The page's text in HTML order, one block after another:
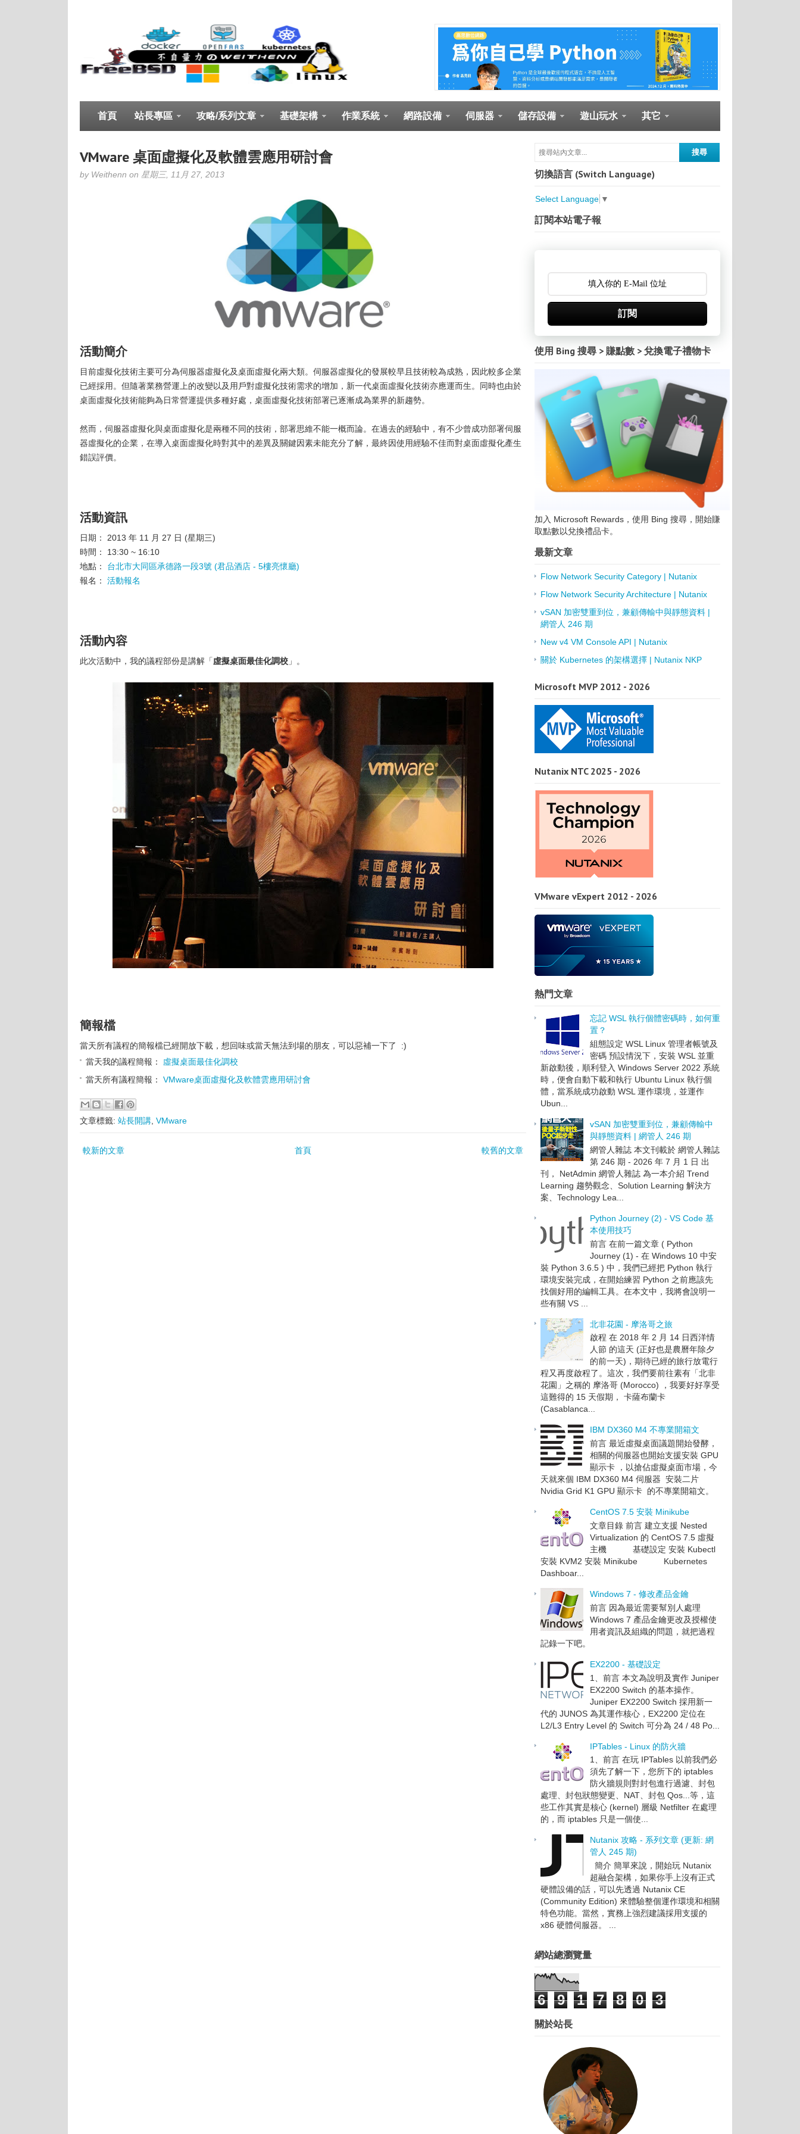
首頁 站長專區 攻略/系列文章 基礎架構 作業系統 網路設備 伺服器 儲存設備 遊山玩水 其它
VMware 桌面虛擬化及軟體雲應用研討會
by Weithenn on 星期三, 11月 27, 2013
活動簡介
目前虛擬化技術主要可分為伺服器虛擬化及桌面虛擬化兩大類。伺服器虛擬化的發展較早且技術較為成熟，因此較多企業
已經採用。但隨著業務營運上的改變以及用戶對虛擬化技術需求的增加，新一代桌面虛擬化技術亦應運而生。同時也由於
桌面虛擬化技術能夠為日常營運提供多種好處，桌面虛擬化技術部署已逐漸成為業界的新趨勢。
然而，伺服器虛擬化與桌面虛擬化是兩種不同的技術，部署思維不能一概而論。在過去的經驗中，有不少曾成功部署伺服
器虛擬化的企業，在導入桌面虛擬化時對其中的差異及關鍵因素未能充分了解，最終因使用經驗不佳而對桌面虛擬化產生
錯誤評價。
活動資訊
日期： 2013 年 11 月 27 日 (星期三)
時間： 13:30 ~ 16:10
地點： 台北市大同區承德路一段3號 (君品酒店 - 5樓亮懷廳)
報名： 活動報名
活動內容
此次活動中，我的議程部份是講解「虛擬桌面最佳化調校 」。
簡報檔
當天所有議程的簡報檔已經開放下載，想回味或當天無法到場的朋友，可以惡補一下了 :)
當天我的議程簡報： 虛擬桌面最佳化調校
當天所有議程簡報： VMware桌面虛擬化及軟體雲應用研討會
文章標籤: 站長開講 VMware
較新的文章 較舊的文章
首頁
切換語言 (Switch Language)
Select Language ▼
訂閱本站電子報
訂閱
使用 Bing 搜尋 > 賺點數 > 兌換電子禮物卡
加入 Microsoft Rewards，使用 Bing 搜尋，開始賺
取點數以兌換禮品卡。
最新文章
Flow Network Security Category | Nutanix
Flow Network Security Architecture | Nutanix
vSAN 加密雙重到位，兼顧傳輸中與靜態資料 |
網管人 246 期
New v4 VM Console API | Nutanix
關於 Kubernetes 的架構選擇 | Nutanix NKP
Microsoft MVP 2012 - 2026
Nutanix NTC 2025 - 2026
VMware vExpert 2012 - 2026
熱門文章
忘記 WSL 執行個體密碼時，如何重
置？
組態設定 WSL Linux 管理者帳號及
密碼 預設情況下，安裝 WSL 並重
新啟動後，順利登入 Windows Server 2022 系統
時，便會自動下載和執行 Ubuntu Linux 執行個
體，當系統成功啟動 WSL 運作環境，並運作
Ubun...
vSAN 加密雙重到位，兼顧傳輸中
與靜態資料 | 網管人 246 期
網管人雜誌 本文刊載於 網管人雜誌
第 246 期 - 2026 年 7 月 1 日 出
刊， NetAdmin 網管人雜誌 為一本介紹 Trend
Learning 趨勢觀念、Solution Learning 解決方
案、Technology Lea...
Python Journey (2) - VS Code 基
本使用技巧
前言 在前一篇文章 ( Python
Journey (1) - 在 Windows 10 中安
裝 Python 3.6.5 ) 中，我們已經把 Python 執行
環境安裝完成，在開始練習 Python 之前應該先
找個好用的編輯工具。在本文中，我將會說明一
些有關 VS ...
北非花園 - 摩洛哥之旅
啟程 在 2018 年 2 月 14 日西洋情
人節 的這天 (正好也是農曆年除夕
的前一天)，期待已經的旅行放電行
程又再度啟程了。這次，我們要前往素有「北非
花園」之稱的 摩洛哥 (Morocco) ，我要好好享受
這難得的 15 天假期， 卡薩布蘭卡
(Casablanca...
IBM DX360 M4 不專業開箱文
前言 最近虛擬桌面議題開始發酵，
相關的伺服器也開始支援安裝 GPU
顯示卡 ，以搶佔虛擬桌面市場，今
天就來個 IBM DX360 M4 伺服器 安裝二片
Nvidia Grid K1 GPU 顯示卡 的不專業開箱文。
CentOS 7.5 安裝 Minikube
文章目錄 前言 建立支援 Nested
Virtualization 的 CentOS 7.5 虛擬
主機 基礎設定 安裝 Kubectl
安裝 KVM2 安裝 Minikube Kubernetes
Dashboar...
Windows 7 - 修改產品金鑰
前言 因為最近需要幫別人處理
Windows 7 產品金鑰更改及授權使
用者資訊及組織的問題，就把過程
記錄一下吧。
EX2200 - 基礎設定
1、前言 本文為說明及實作 Juniper
EX2200 Switch 的基本操作。
Juniper EX2200 Switch 採用新一
代的 JUNOS 為其運作核心，EX2200 定位在
L2/L3 Entry Level 的 Switch 可分為 24 / 48 Po...
IPTables - Linux 的防火牆
1、前言 在玩 IPTables 以前我們必
須先了解一下，您所下的 iptables
防火牆規則對封包進行過濾、封包
處理、封包狀態變更、NAT、封包 Qos...等，這
些工作其實是核心 (kernel) 層級 Netfilter 在處理
的，而 iptables 只是一個使...
Nutanix 攻略 - 系列文章 (更新: 網
管人 245 期)
簡介 簡單來說，開始玩 Nutanix
超融合架構，如果你手上沒有正式
硬體設備的話，可以先透過 Nutanix CE
(Community Edition) 來體驗整個運作環境和相關
特色功能。當然，實務上強烈建議採用支援的
x86 硬體伺服器。 ...
網站總瀏覽量
6 9 1 7 8 0 3
關於站長